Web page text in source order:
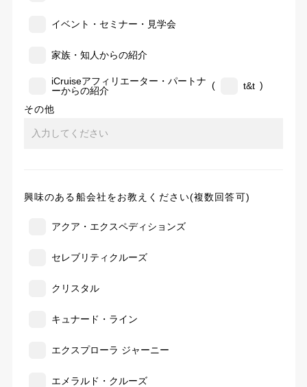
イベント・セミナー・見学会
家族・知人からの紹介
iCruiseアフィリエーター・パートナ
ーからの紹介
( t&t )
その他
興味のある船会社をお教えください(複数回答可)
アクア・エクスペディションズ
セレブリティクルーズ
クリスタル
キュナード・ライン
エクスプローラ ジャーニー
エメラルド・クルーズ